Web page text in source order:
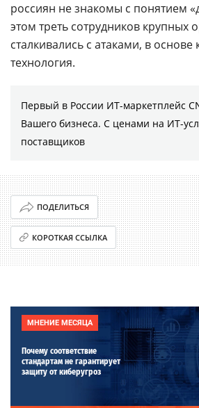
россиян не знакомы с понятием
этом треть сотрудников крупных
сталкивались с атаками, в основе
технология.
Первый в России ИТ-маркетплейс
Вашего бизнеса. С ценами на ИТ-
поставщиков
ПОДЕЛИТЬСЯ
КОРОТКАЯ ССЫЛКА
МНЕНИЕ МЕСЯЦА
Почему соответствие
стандартам не гарантирует
защиту от киберугроз